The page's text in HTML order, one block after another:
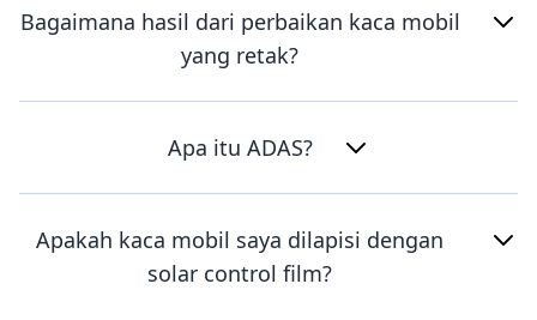
Bagaimana hasil dari perbaikan kaca mobil
yang retak?
Apa itu ADAS?
Apakah kaca mobil saya dilapisi dengan
solar control film?